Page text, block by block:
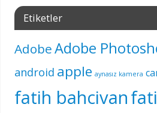
Etiketler
AdobeAdobe
android apple aynasız kamera
fatih bahcivan